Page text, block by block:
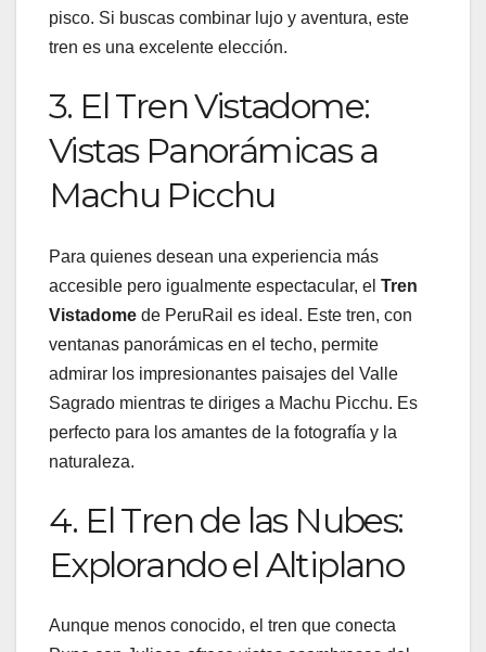
pisco. Si buscas combinar lujo y aventura, este
tren es una excelente elección.
3. El Tren Vistadome:
Vistas Panorámicas a
Machu Picchu
Para quienes desean una experiencia más
accesible pero igualmente espectacular, el Tren
Vistadome de PeruRail es ideal. Este tren, con
ventanas panorámicas en el techo, permite
admirar los impresionantes paisajes del Valle
Sagrado mientras te diriges a Machu Picchu. Es
perfecto para los amantes de la fotografía y la
naturaleza.
4. El Tren de las Nubes:
Explorando el Altiplano
Aunque menos conocido, el tren que conecta